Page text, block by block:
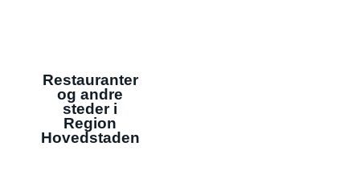
Restauranter
og andre
steder i
Region
Hovedstaden